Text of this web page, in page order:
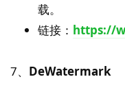
载。
链接： https://
7、 DeWatermark